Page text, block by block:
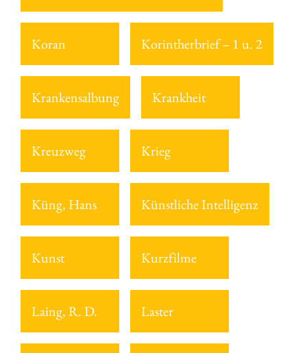
Koran Korintherbrief – 1 u. 2
Krankensalbung Krankheit
Kreuzweg Krieg
Küng, Hans Künstliche Intelligenz
Kunst Kurzfilme
Laing, R. D. Laster